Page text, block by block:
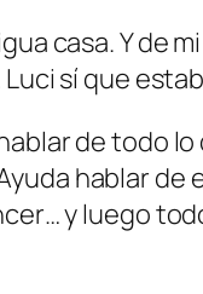
casa. Y de
sí que
de todo
hablar
y luego